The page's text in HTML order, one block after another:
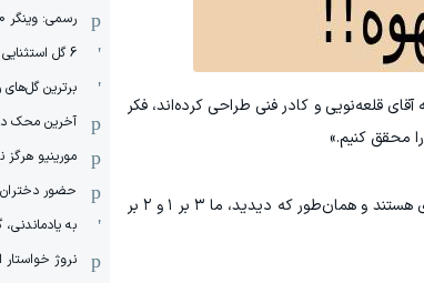
قلعه‌نویی و کادر فنی طراحی کرده‌اند، فکر
محقق کنیم.»
«به رنکینگ مالی و گامبیا نگاه نکنید؛ این‌ها تیم‌های قدرتمندی هستند و همان‌طور که دیدید، ما ۳ بر ۱ و ۲ بر
رسمی: وینگر 60 میلیونی رئال به فیورنتینا پیوست
6 گل استثنایی از فرانک لمپارد
برترین گل‌های
آخرین محک
مورینیو هرگز
حضور دختران
به یادماندنی،
نروژ خواستار